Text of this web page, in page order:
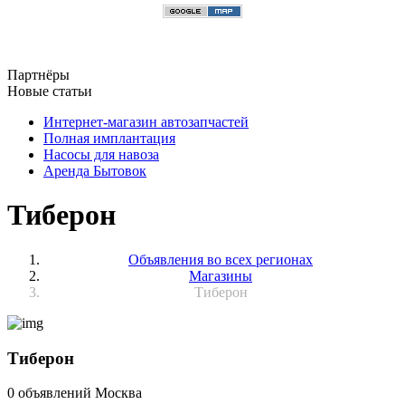
Партнёры
Новые статьи
Интернет-магазин автозапчастей
Полная имплантация
Насосы для навоза
Аренда Бытовок
Тиберон
Объявления во всех регионах
Магазины
Тиберон
Тиберон
0 объявлений Москва